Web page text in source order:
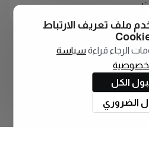
ملف تعريف الارتباط
الرجاء قراءة سياسة
الكل
الضروري